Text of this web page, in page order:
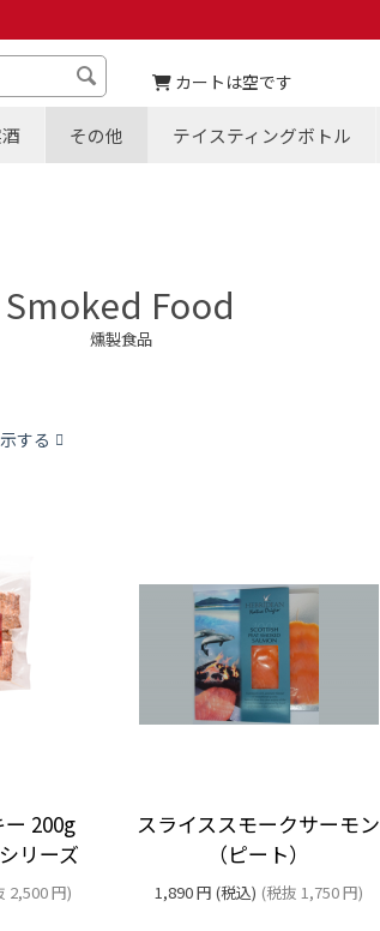
カートは空です
その他 テイスティングボトル
Smoked Food
燻製食品
する
ー 200g
リーズ
2,500円)
スライススモークサーモン
（ピート）
1,890円 (税込) (税抜 1,750円)